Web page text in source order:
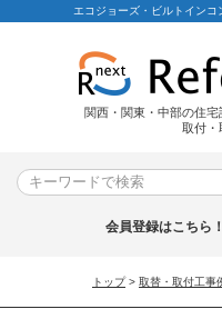
エコジョーズ・ビルトイン
関西・関東・中部の住宅
取付・
会員登録はこち
トップ > 取替・取付工事